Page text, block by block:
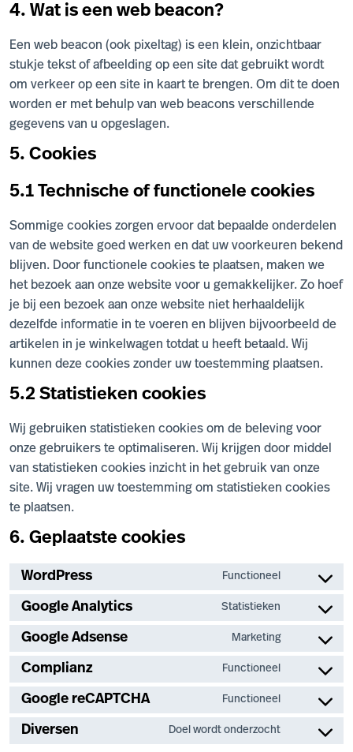
4. Wat is een web beacon?
Een web beacon (ook pixeltag) is een klein, onzichtbaar
stukje tekst of afbeelding op een site dat gebruikt wordt
om verkeer op een site in kaart te brengen. Om dit te doen
worden er met behulp van web beacons verschillende
gegevens van u opgeslagen.
5. Cookies
5.1 Technische of functionele cookies
Sommige cookies zorgen ervoor dat bepaalde onderdelen
van de website goed werken en dat uw voorkeuren bekend
blijven. Door functionele cookies te plaatsen, maken we
het bezoek aan onze website voor u gemakkelijker. Zo hoef
je bij een bezoek aan onze website niet herhaaldelijk
dezelfde informatie in te voeren en blijven bijvoorbeeld de
artikelen in je winkelwagen totdat u heeft betaald. Wij
kunnen deze cookies zonder uw toestemming plaatsen.
5.2 Statistieken cookies
Wij gebruiken statistieken cookies om de beleving voor
onze gebruikers te optimaliseren. Wij krijgen door middel
van statistieken cookies inzicht in het gebruik van onze
site. Wij vragen uw toestemming om statistieken cookies
te plaatsen.
6. Geplaatste cookies
WordPress Functioneel
Consent
service
wordpress
Google Analytics Statistieken
Consent
service
google-
analytics
Google Adsense Marketing
Consent
service
google-
adsense
Complianz Functioneel
Consent
service
complianz
Google reCAPTCHA Functioneel
Consent
service
Diversen Doel wordt onderzocht
Consent